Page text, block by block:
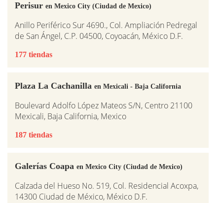
Perisur en Mexico City (Ciudad de Mexico)
Anillo Periférico Sur 4690., Col. Ampliación Pedregal
de San Ángel, C.P. 04500, Coyoacán, México D.F.
177 tiendas
Plaza La Cachanilla en Mexicali - Baja California
Boulevard Adolfo López Mateos S/N, Centro 21100
Mexicali, Baja California, Mexico
187 tiendas
Galerías Coapa en Mexico City (Ciudad de Mexico)
Calzada del Hueso No. 519, Col. Residencial Acoxpa,
14300 Ciudad de México, México D.F.